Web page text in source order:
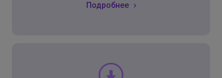
Подробнее